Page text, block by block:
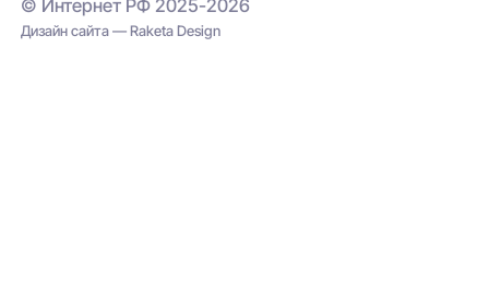
© Интернет РФ 2025-2026
Дизайн сайта — Raketa Design